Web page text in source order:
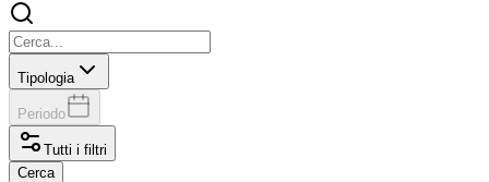
Tipologia
Periodo
Tutti i filtri
Cerca